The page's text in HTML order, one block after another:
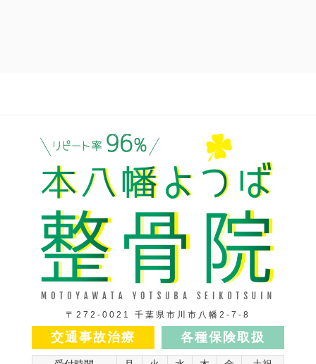
〒272-0021 千葉県市川市八幡2-7-8
交通事故治療 各種保険取扱